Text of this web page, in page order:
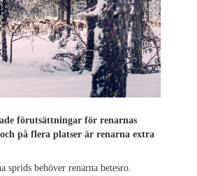
förutsättningar för renarnas
på flera platser är renarna extra
behöver renarna betesro.